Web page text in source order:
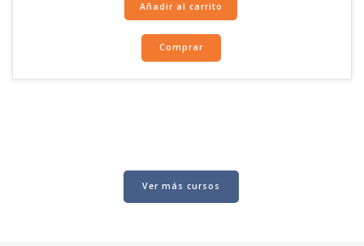
Añadir al carrito
Comprar
Ver más cursos